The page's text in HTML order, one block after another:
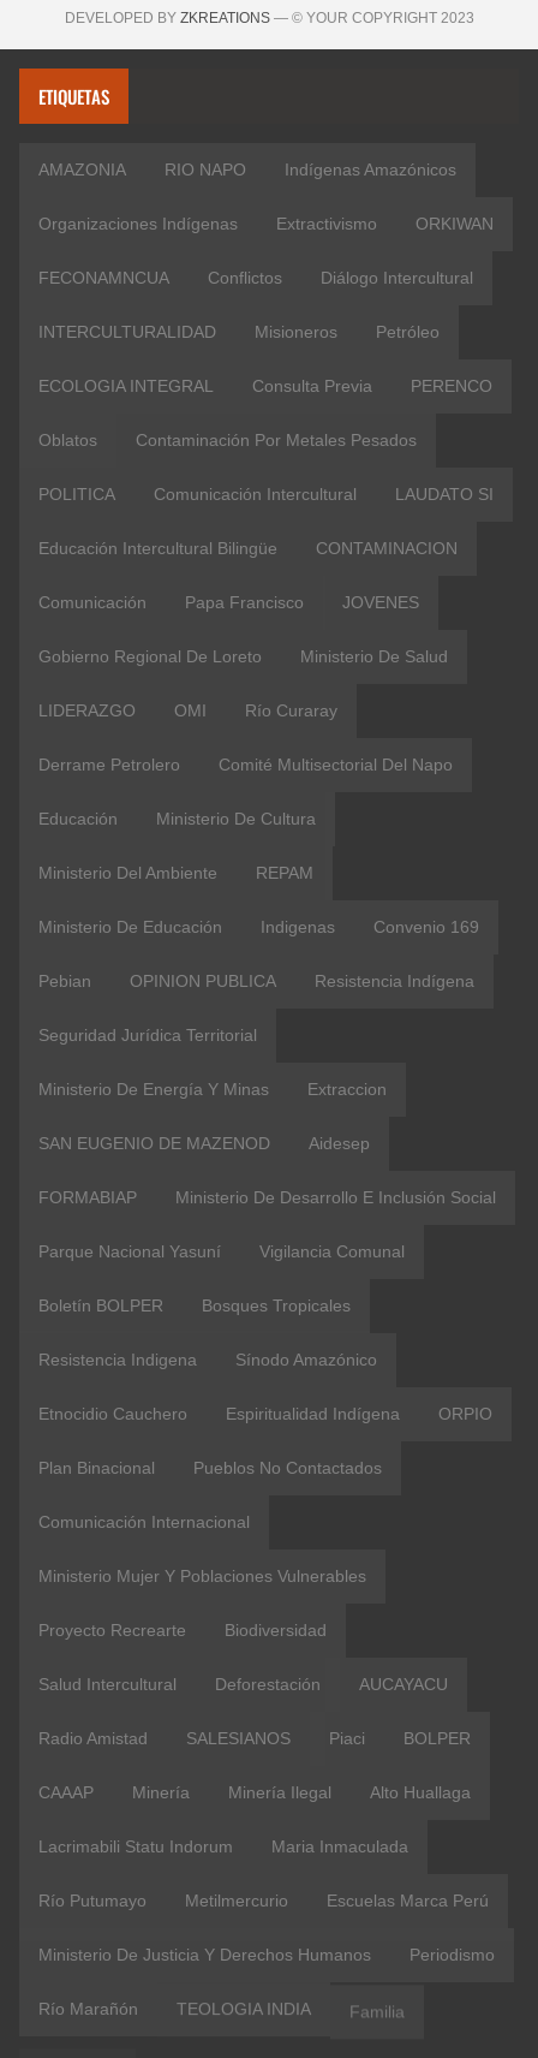
DEVELOPED BY ZKREATIONS— © YOUR COPYRIGHT 2023
ETIQUETAS
AMAZONIA RIO NAPO Indígenas Amazónicos
Organizaciones Indígenas Extractivismo ORKIWAN
FECONAMNCUA Conflictos Diálogo Intercultural
INTERCULTURALIDAD Misioneros Petróleo
ECOLOGIA INTEGRAL Consulta Previa PERENCO
Oblatos Contaminación Por Metales Pesados
POLITICA Comunicación Intercultural LAUDATO SI
Educación Intercultural Bilingüe CONTAMINACION
Comunicación Papa Francisco JOVENES
Gobierno Regional De Loreto Ministerio De Salud
LIDERAZGO OMI Río Curaray
Derrame Petrolero Comité Multisectorial Del Napo
Educación Ministerio De Cultura
Ministerio Del Ambiente REPAM
Ministerio De Educación Indigenas Convenio 169
Pebian OPINION PUBLICA Resistencia Indígena
Seguridad Jurídica Territorial
Ministerio De Energía Y Minas Extraccion
SAN EUGENIO DE MAZENOD Aidesep
FORMABIAP Ministerio De Desarrollo E Inclusión Social
Parque Nacional Yasuní Vigilancia Comunal
Boletín BOLPER Bosques Tropicales
Resistencia Indigena Sínodo Amazónico
Etnocidio Cauchero Espiritualidad Indígena ORPIO
Plan Binacional Pueblos No Contactados
Comunicación Internacional
Ministerio Mujer Y Poblaciones Vulnerables
Proyecto Recrearte Biodiversidad
Salud Intercultural Deforestación AUCAYACU
Radio Amistad SALESIANOS Piaci BOLPER
CAAAP Minería Minería Ilegal Alto Huallaga
Lacrimabili Statu Indorum Maria Inmaculada
Río Putumayo Metilmercurio Escuelas Marca Perú
Ministerio De Justicia Y Derechos Humanos Periodismo
Río Marañón TEOLOGIA INDIA Familia